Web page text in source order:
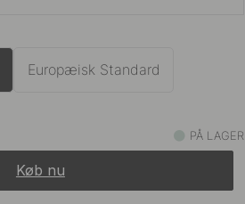
På lager
791 kr 989 kr
Europæisk Standard
PÅ LAGER
Køb nu